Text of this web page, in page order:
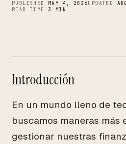
PUBLISHED MAY 4, 2026UPDATED
READ TIME 3 MIN
Introducción
En un mundo lleno de
buscamos maneras más
gestionar nuestras